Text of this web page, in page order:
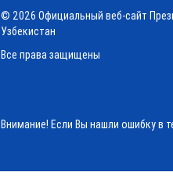
© 2026 Официальный веб-сайт
Узбекистан
Все права защищены
Внимание! Если Вы нашли ошибку в